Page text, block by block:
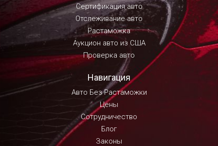
Сертификация авто
Отслеживание авто
Растаможка
Аукцион авто из США
Проверка авто
Навигация
Авто Без Растаможки
Цены
Сотрудничество
Блог
Законы